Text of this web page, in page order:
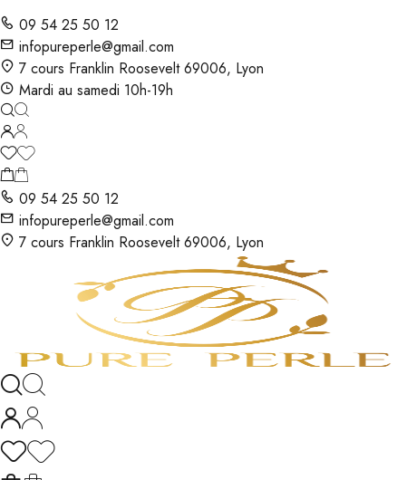
09 54 25 50 12
infopureperle@gmail.com
7 cours Franklin Roosevelt 69006, Lyon
Mardi au samedi 10h-19h
09 54 25 50 12
infopureperle@gmail.com
7 cours Franklin Roosevelt 69006, Lyon